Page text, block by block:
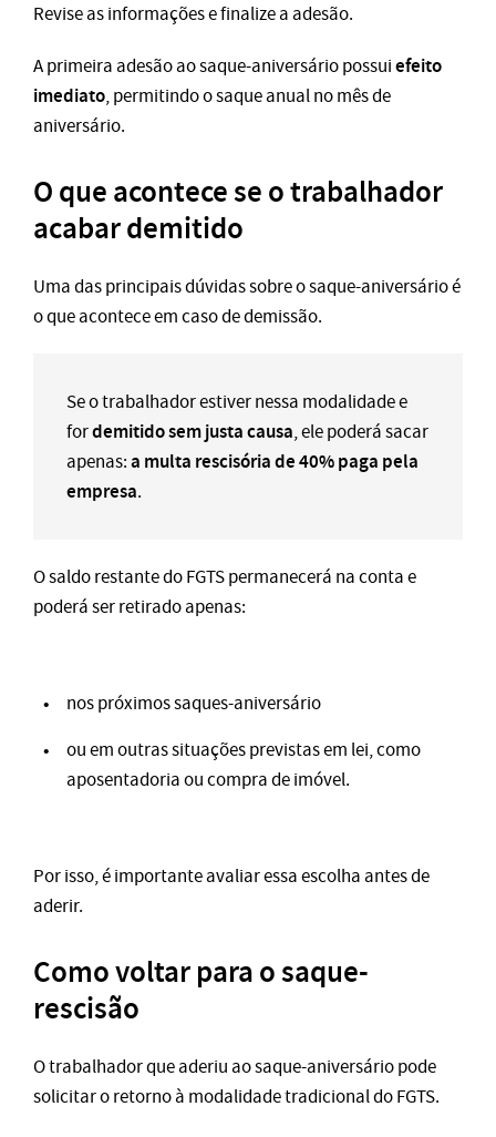
Revise as informações e finalize a adesão.
A primeira adesão ao saque-aniversário possuiefeito
imediato, permitindo o saque anual no mês de
aniversário.
O que acontece se o trabalhador
acabar demitido
Uma das principais dúvidas sobre o saque-aniversário é
o que acontece em caso de demissão.
Se o trabalhador estiver nessa modalidade e
fordemitido sem justa causa, ele poderá sacar
apenas:a multa rescisória de 40% paga pela
empresa.
O saldo restante do FGTS permanecerá na conta e
poderá ser retirado apenas:
nos próximos saques-aniversário
ou em outras situações previstas em lei, como
aposentadoria ou compra de imóvel.
Por isso, é importante avaliar essa escolha antes de
aderir.
Como voltar para o saque-
rescisão
O trabalhador que aderiu ao saque-aniversário pode
solicitar o retorno à modalidade tradicional do FGTS.